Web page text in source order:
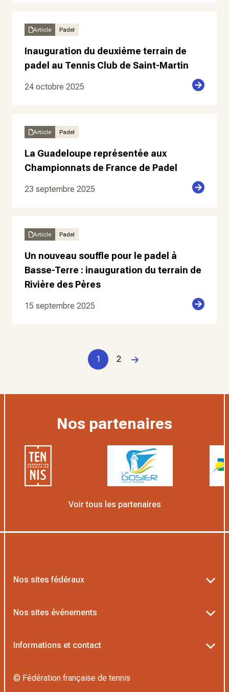
Article Padel
Inauguration du deuxième terrain de
padel au Tennis Club de Saint-Martin
24 octobre 2025
Article Padel
La Guadeloupe représentée aux
Championnats de France de Padel
23 septembre 2025
Article Padel
Un nouveau souffle pour le padel à
Basse-Terre : inauguration du terrain de
Rivière des Pères
15 septembre 2025
1 2
Page suivante
Nos partenaires
Voir tous les partenaires
Nos sites fédéraux
Proshop FFT
Nos sites événements
Informations et contact
© Fédération française de tennis